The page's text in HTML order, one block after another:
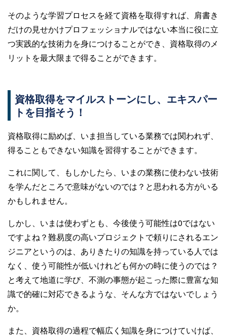
そのような学習プロセスを経て資格を取得すれば、肩書き
だけの見せかけプロフェッショナルではない本当に役に立
つ実践的な技術力を身につけることができ、資格取得のメ
リットを最大限まで得ることができます。
資格取得をマイルストーンにし、エキスパー
トを目指そう！
資格取得に励めば、いま担当している業務では関われず、
得ることもできない知識を習得することができます。
これに関して、もしかしたら、いまの業務に使わない技術
を学んだところで意味がないのでは？と思われる方がいる
かもしれません。
しかし、いまは使わずとも、今後使う可能性は0ではない
ですよね？難易度の高いプロジェクトで頼りにされるエン
ジニアというのは、ありきたりの知識を持っている人では
なく、使う可能性が低いけれども何かの時に使うのでは？
と考えて地道に学び、不測の事態が起こった際に豊富な知
識で的確に対応できるような、そんな方ではないでしょう
か。
また、資格取得の過程で幅広く知識を身につけていけば、